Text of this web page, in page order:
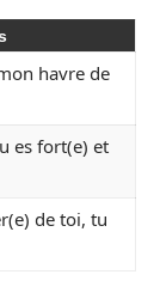
havre de
es fort(e) et
de toi, tu